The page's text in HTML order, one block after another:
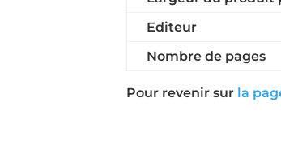
Editeur
Nombre de pages
Pour revenir sur la